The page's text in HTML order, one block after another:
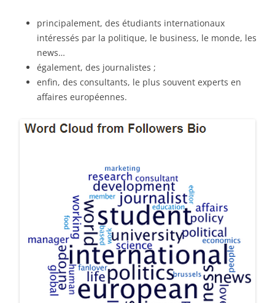
principalement, des étudiants internationaux
intéressés par la politique, le business, le monde, les
news…
également, des journalistes ;
enfin, des consultants, le plus souvent experts en
affaires européennes.